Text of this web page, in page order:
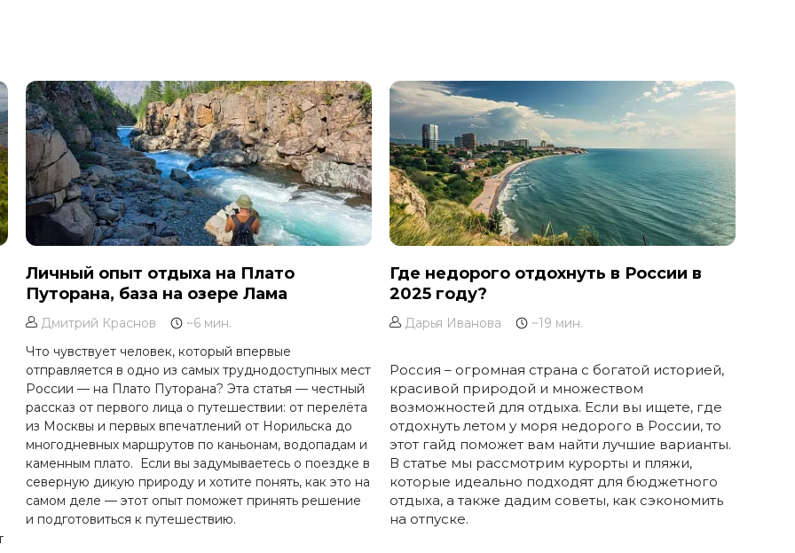
Личный опыт отдыха на Плато
Путорана, база на озере Лама
Дмитрий Краснов
~6 мин.
Что чувствует человек, который впервые
отправляется в одно из самых труднодоступных мест
России — на Плато Путорана? Эта статья — честный
рассказ от первого лица о путешествии: от перелёта
из Москвы и первых впечатлений от Норильска до
многодневных маршрутов по каньонам, водопадам и
каменным плато. Если вы задумываетесь о поездке в
северную дикую природу и хотите понять, как это на
самом деле — этот опыт поможет принять решение
и подготовиться к путешествию.
Где недорого отдохнуть в России в
2025 году?
Дарья Иванова ~19 мин.
Россия – огромная страна с богатой историей,
красивой природой и множеством
возможностей для отдыха. Если вы ищете, где
отдохнуть летом у моря недорого в России, то
этот гайд поможет вам найти лучшие варианты.
В статье мы рассмотрим курорты и пляжи,
которые идеально подходят для бюджетного
отдыха, а также дадим советы, как сэкономить
на отпуске.